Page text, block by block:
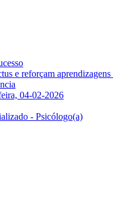
e reforçam
04-02-2026
- Psicólogo(a)